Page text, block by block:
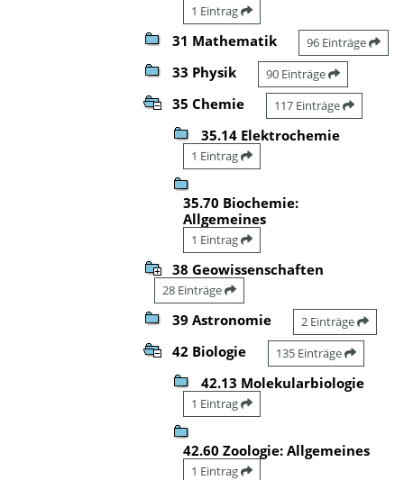
1 Eintrag
31 Mathematik 96 Einträge
33 Physik 90 Einträge
35 Chemie 117 Einträge
35.14 Elektrochemie
1 Eintrag
35.70 Biochemie:
Allgemeines
1 Eintrag
38 Geowissenschaften
28 Einträge
39 Astronomie 2 Einträge
42 Biologie 135 Einträge
42.13 Molekularbiologie
1 Eintrag
42.60 Zoologie: Allgemeines
1 Eintrag